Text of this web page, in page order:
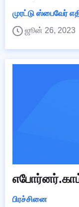
முரட்டு ஸ்பைவேர்
ஜூன் 26, 2023
பிரச்சினை